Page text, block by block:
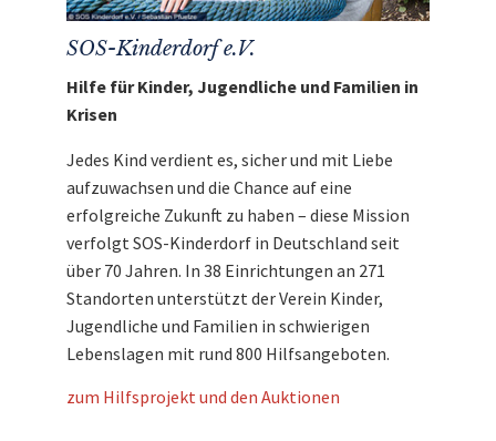
SOS-Kinderdorf e.V.
Hilfe für Kinder, Jugendliche und Familien in
Krisen
Jedes Kind verdient es, sicher und mit Liebe
aufzuwachsen und die Chance auf eine
erfolgreiche Zukunft zu haben – diese Mission
verfolgt SOS-Kinderdorf in Deutschland seit
über 70 Jahren. In 38 Einrichtungen an 271
Standorten unterstützt der Verein Kinder,
Jugendliche und Familien in schwierigen
Lebenslagen mit rund 800 Hilfsangeboten.
zum Hilfsprojekt und den Auktionen